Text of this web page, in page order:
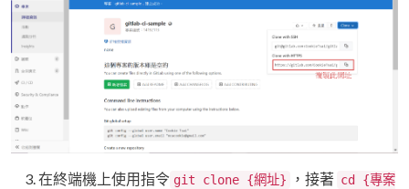
在終端機上使用指令 git clone {網址} ，接著 cd {專案